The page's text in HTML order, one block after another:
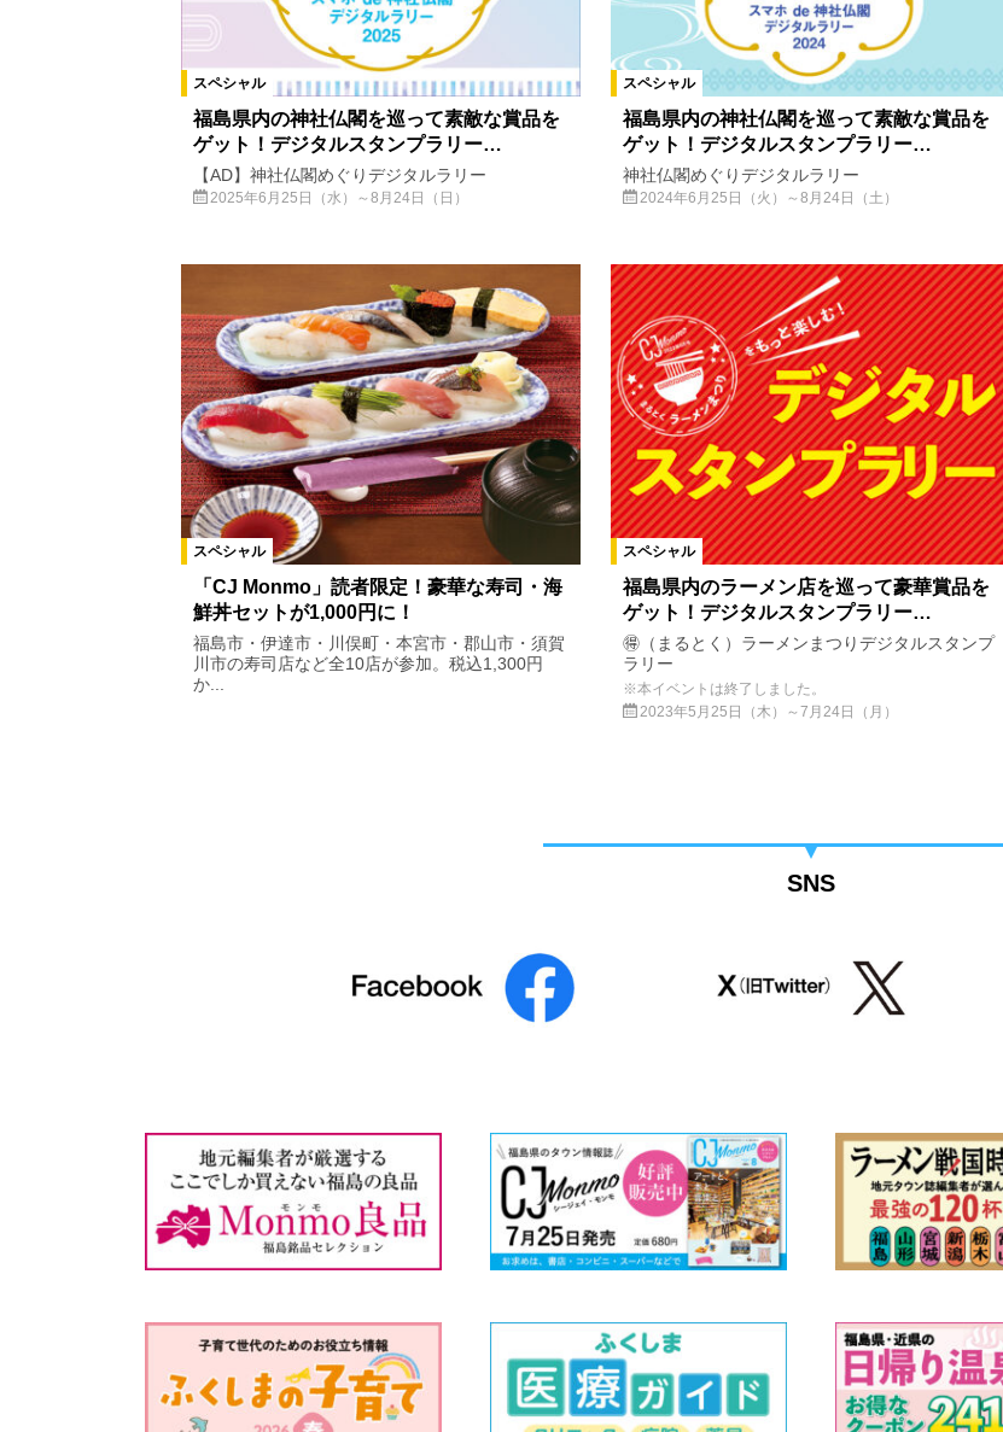
スペシャル
福島県内の神社仏閣を巡って素敵な賞品を
ゲット！デジタルスタンプラリー…
【AD】神社仏閣めぐりデジタルラリー
2025年6月25日（水）～8月24日（日）
スペシャル
福島県内の神社仏閣を巡って素敵な賞品を
ゲット！デジタルスタンプラリー…
神社仏閣めぐりデジタルラリー
2024年6月25日（火）～8月24日（土）
スペシャル
「CJ Monmo」読者限定！豪華な寿司・海
鮮丼セットが1,000円に！
福島市・伊達市・川俣町・本宮市・郡山市・須賀
川市の寿司店など全10店が参加。税込1,300円
か...
スペシャル
福島県内のラーメン店を巡って豪華賞品を
ゲット！デジタルスタンプラリー…
🉐（まるとく）ラーメンまつりデジタルスタンプ
ラリー
※本イベントは終了しました。
2023年5月25日（木）～7月24日（月）
SNS